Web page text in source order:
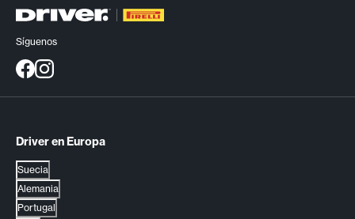
Síguenos
Driver en Europa
Suecia
Alemania
Portugal